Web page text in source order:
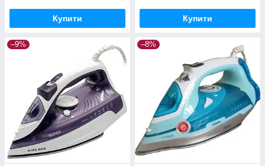
Купити Купити
–9% –8%